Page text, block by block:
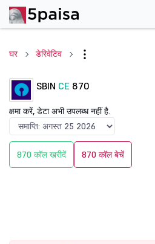
घर डेरिवेटिव
SBIN CE 870
क्षमा करें, डेटा अभी उपलब्ध नहीं है.
870 कॉल खरीदें 870 कॉल बेचें